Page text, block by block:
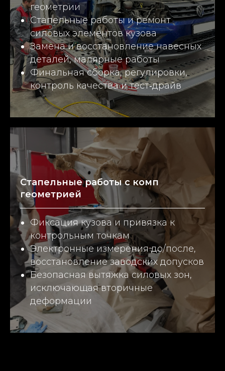
геометрии
Стапельные работы и ремонт
силовых элементов кузова
Замена и восстановление навесных
деталей, малярные работы
Финальная сборка, регулировки,
контроль качества и тест‑драйв
Стапельные работы с комп
геометрией
Фиксация кузова и привязка к
контрольным точкам
Электронные измерения до/после,
восстановление заводских допусков
Безопасная вытяжка силовых зон,
исключающая вторичные
деформации